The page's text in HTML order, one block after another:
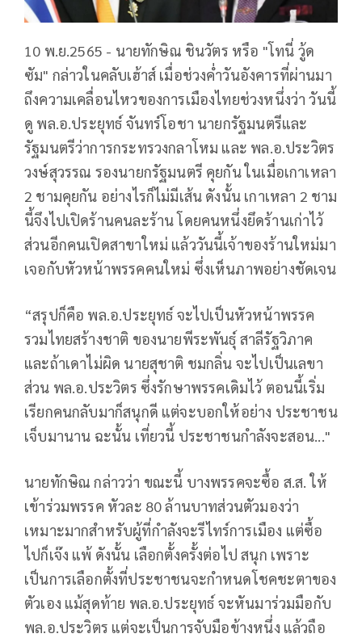
10 พ.ย.2565 - นายทักษิณ ชินวัตร หรือ "โทนี่ วู้ด
ซัม" กล่าวในคลับเฮ้าส์ เมื่อช่วงค่ำวันอังคารที่ผ่านมา
ถึงความเคลื่อนไหวของการเมืองไทยช่วงหนึ่งว่า วันนี้
ดู พล.อ.ประยุทธ์ จันทร์โอชา นายกรัฐมนตรีและ
รัฐมนตรีว่าการกระทรวงกลาโหม และ พล.อ.ประวิตร
วงษ์สุวรรณ รองนายกรัฐมนตรี คุยกัน ในเมื่อเกาเหลา
2 ชามคุยกัน อย่างไรก็ไม่มีเส้น ดังนั้น เกาเหลา 2 ชาม
นี้จึงไปเปิดร้านคนละร้าน โดยคนหนึ่งยึดร้านเก่าไว้
ส่วนอีกคนเปิดสาขาใหม่ แล้ววันนี้เจ้าของร้านใหม่มา
เจอกับหัวหน้าพรรคคนใหม่ ซึ่งเห็นภาพอย่างชัดเจน
“สรุปก็คือ พล.อ.ประยุทธ์ จะไปเป็นหัวหน้าพรรค
รวมไทยสร้างชาติ ของนายพีระพันธุ์ สาลีรัฐวิภาค
และถ้าเดาไม่ผิด นายสุชาติ ชมกลิ่น จะไปเป็นเลขา
ส่วน พล.อ.ประวิตร ซึ่งรักษาพรรคเดิมไว้ ตอนนี้เริ่ม
เรียกคนกลับมาก็สนุกดี แต่จะบอกให้อย่าง ประชาชน
เจ็บมานาน ฉะนั้น เที่ยวนี้ ประชาชนกำลังจะสอน..."
นายทักษิณ กล่าวว่า ขณะนี้ บางพรรคจะซื้อ ส.ส. ให้
เข้าร่วมพรรค หัวละ 80 ล้านบาทส่วนตัวมองว่า
เหมาะมากสำหรับผู้ที่กำลังจะรีไทร์การเมือง แต่ซื้อ
ไปก็เจ๊ง แพ้ ดังนั้น เลือกตั้งครั้งต่อไป สนุก เพราะ
เป็นการเลือกตั้งที่ประชาชนจะกำหนดโชคชะตาของ
ตัวเอง แม้สุดท้าย พล.อ.ประยุทธ์ จะหันมาร่วมมือกับ
พล.อ.ประวิตร แต่จะเป็นการจับมือข้างหนึ่ง แล้วถือ